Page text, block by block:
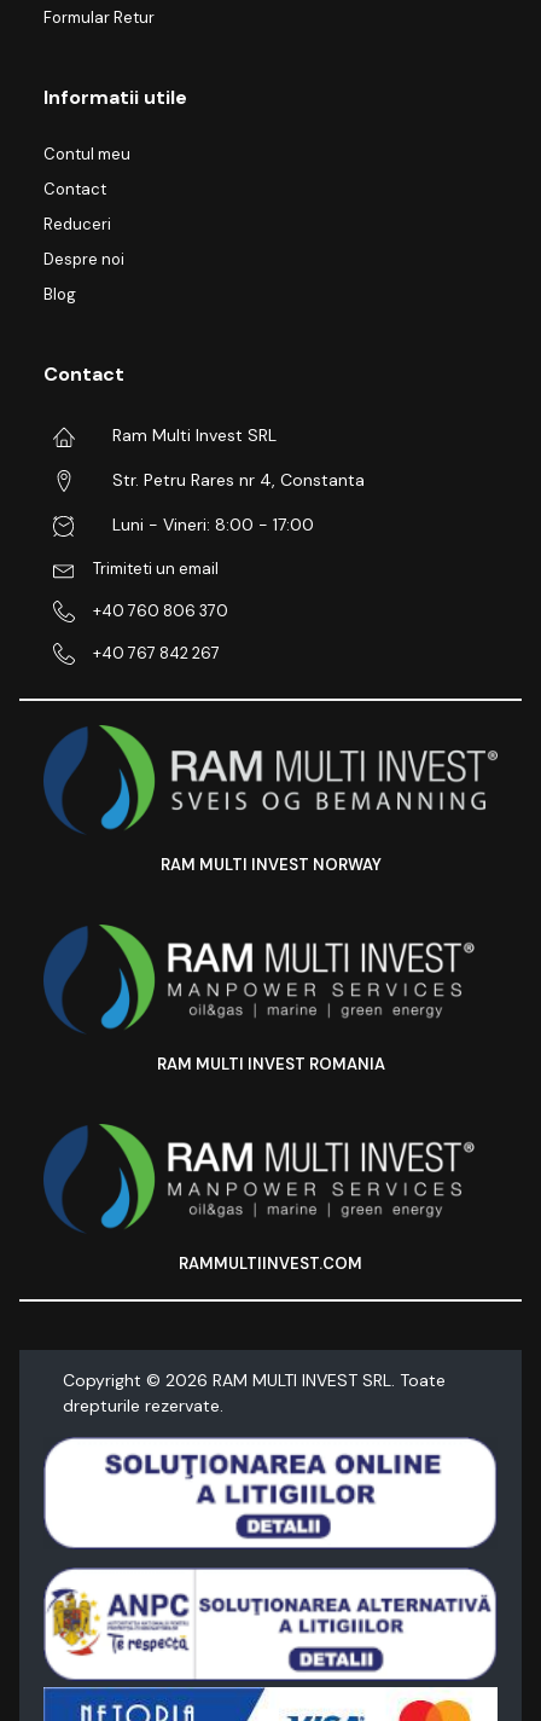
Formular Retur
Informatii utile
Contul meu
Contact
Reduceri
Despre noi
Blog
Contact
Ram Multi Invest SRL
Str. Petru Rares nr 4, Constanta
Luni - Vineri: 8:00 - 17:00
Trimiteti un email
+40 760 806 370
+40 767 842 267
RAM MULTI INVEST NORWAY
RAM MULTI INVEST ROMANIA
RAMMULTIINVEST.COM
Copyright © 2026 RAM MULTI INVEST SRL. Toate
drepturile rezervate.